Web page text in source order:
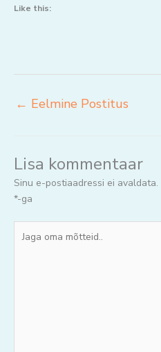
Like this:
← Eelmine Postitus
Lisa kommentaar
Sinu e-postiaadressi ei avaldata.
*-ga
oma